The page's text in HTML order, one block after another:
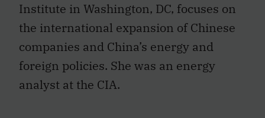
Institute in Washington, DC, focuses on
the international expansion of Chinese
companies and China’s energy and
foreign policies. She was an energy
analyst at the CIA.